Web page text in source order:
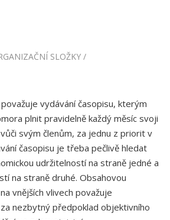
SLOŽKY /
vydávání časopisu, kterým
plnit pravidelně každý měsíc svoji
svým členům, za jednu z priorit v
časopisu je třeba pečlivě hledat
udržitelností na straně jedné a
na straně druhé. Obsahovou
vnějších vlivech považuje
nezbytný předpoklad objektivního